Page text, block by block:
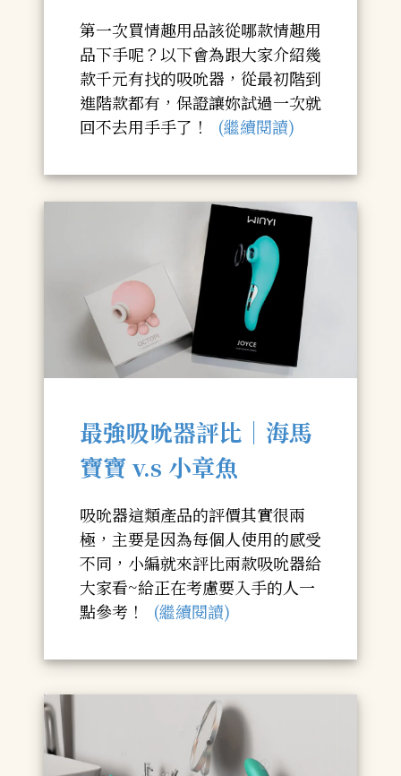
第一次買情趣用品該從哪款情趣用
品下手呢？以下會為跟大家介紹幾
款千元有找的吸吮器，從最初階到
進階款都有，保證讓妳試過一次就
回不去用手手了！
(繼續閱讀)
最強吸吮器評比｜海馬
寶寶 v.s 小章魚
吸吮器這類產品的評價其實很兩
極，主要是因為每個人使用的感受
不同，小編就來評比兩款吸吮器給
大家看~給正在考慮要入手的人一
點參考！
(繼續閱讀)